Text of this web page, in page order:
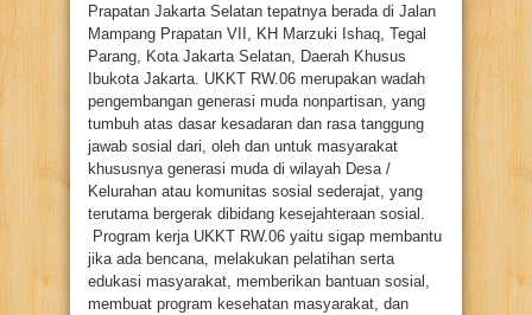
Prapatan Jakarta Selatan tepatnya berada di Jalan
Mampang Prapatan VII, KH Marzuki Ishaq, Tegal
Parang, Kota Jakarta Selatan, Daerah Khusus
Ibukota Jakarta. UKKT RW.06 merupakan wadah
pengembangan generasi muda nonpartisan, yang
tumbuh atas dasar kesadaran dan rasa tanggung
jawab sosial dari, oleh dan untuk masyarakat
khususnya generasi muda di wilayah Desa /
Kelurahan atau komunitas sosial sederajat, yang
terutama bergerak dibidang kesejahteraan sosial.
Program kerja UKKT RW.06 yaitu sigap membantu
jika ada bencana, melakukan pelatihan serta
edukasi masyarakat, memberikan bantuan sosial,
membuat program kesehatan masyarakat, dan